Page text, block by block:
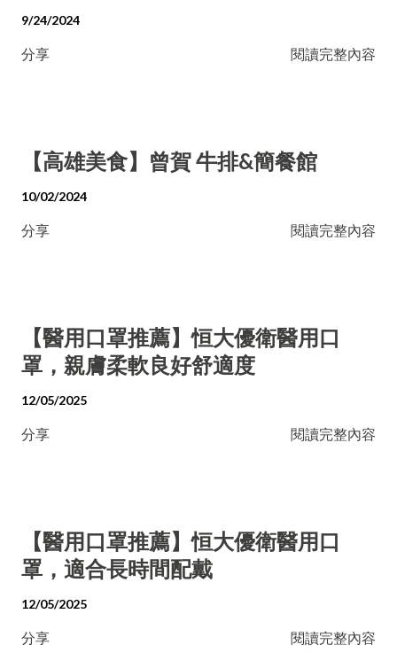
9/24/2024
分享 閱讀完整內容
【高雄美食】曾賀 牛排&簡餐館
10/02/2024
分享 閱讀完整內容
【醫用口罩推薦】恒大優衛醫用口
罩，親膚柔軟良好舒適度
12/05/2025
分享 閱讀完整內容
【醫用口罩推薦】恒大優衛醫用口
罩，適合長時間配戴
12/05/2025
分享 閱讀完整內容